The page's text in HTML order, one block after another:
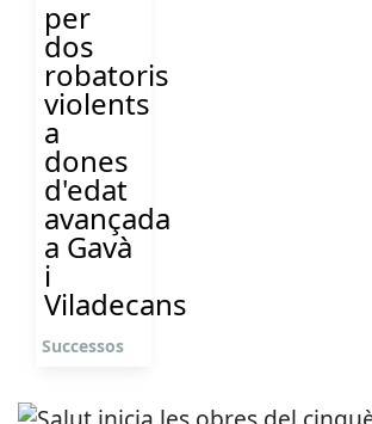
per
dos
robatoris
violents
a
dones
d'edat
avançada
a Gavà
i
Viladecans
Successos